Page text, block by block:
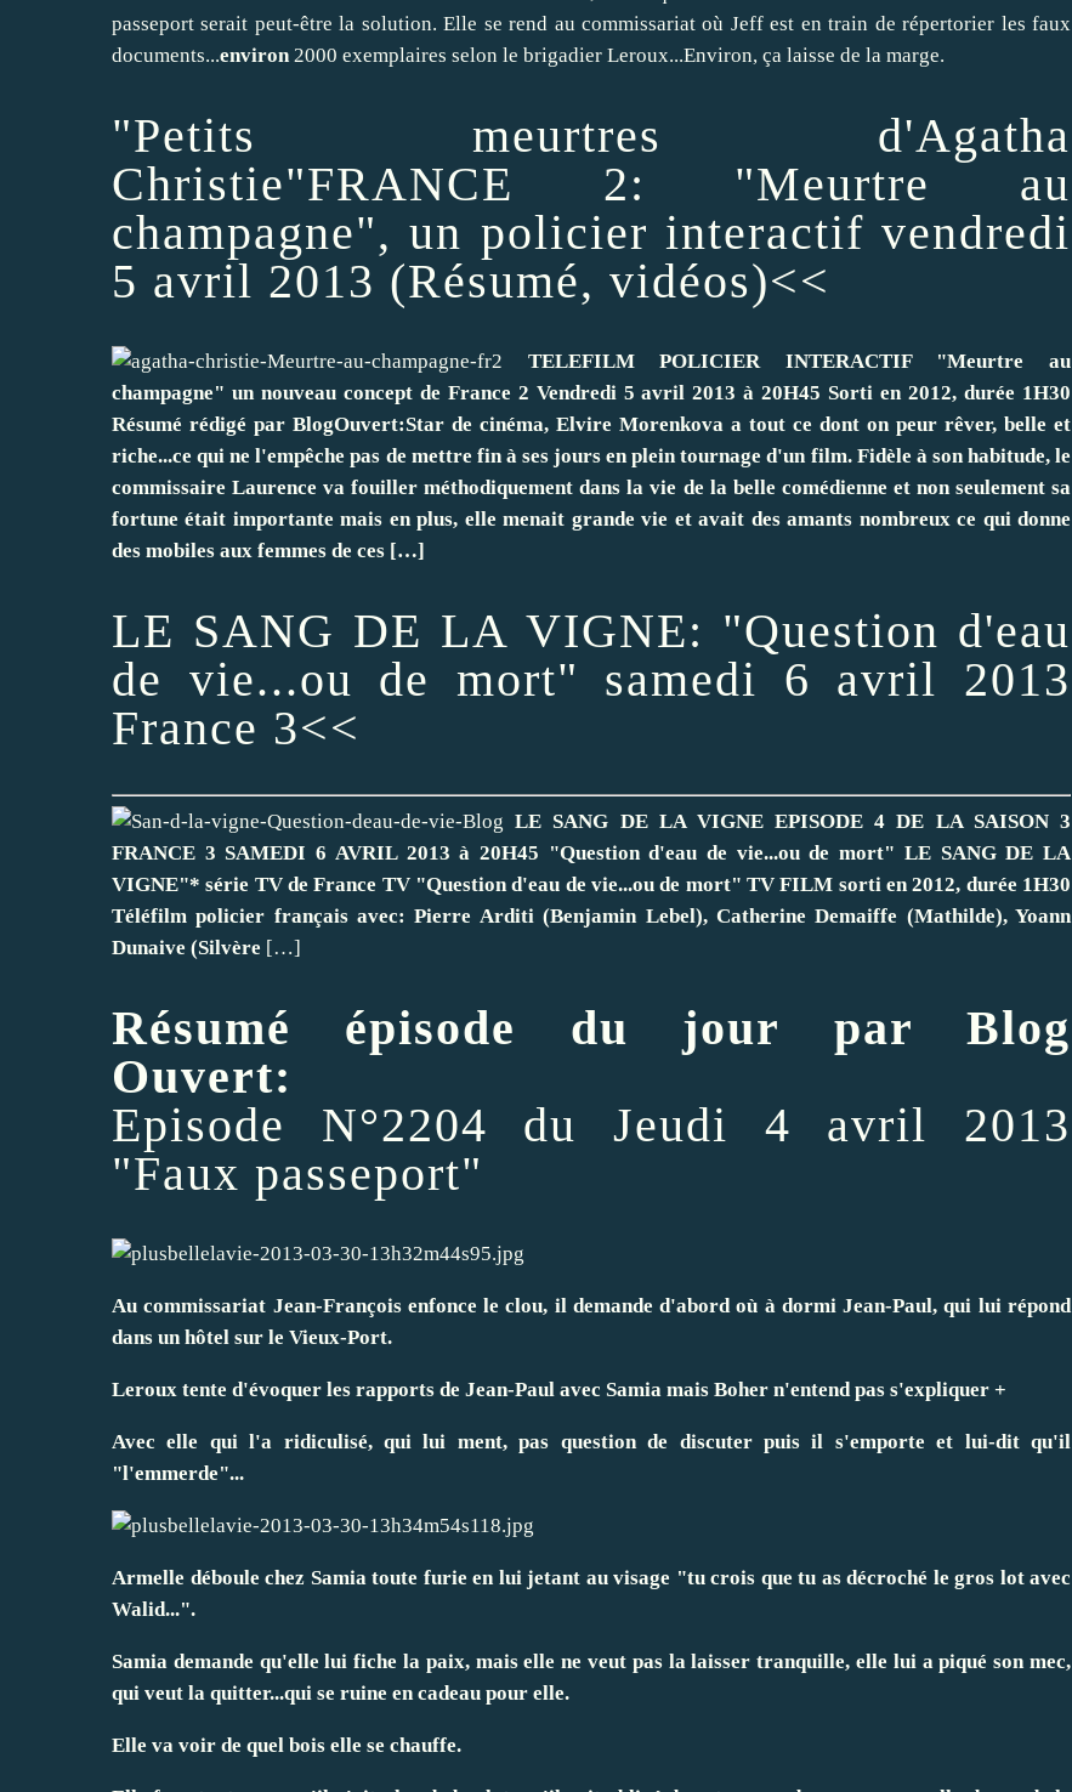
passeport serait peut-être la solution. Elle se rend au commissariat où Jeff est en train de répertorier les faux
documents...environ 2000 exemplaires selon le brigadier Leroux...Environ, ça laisse de la marge.
"Petits meurtres d'Agatha
Christie"FRANCE 2: "Meurtre au
champagne", un policier interactif vendredi
5 avril 2013 (Résumé, vidéos)<<
TELEFILM POLICIER INTERACTIF "Meurtre au
champagne" un nouveau concept de France 2 Vendredi 5 avril 2013 à 20H45 Sorti en 2012, durée 1H30
Résumé rédigé par BlogOuvert:Star de cinéma, Elvire Morenkova a tout ce dont on peur rêver, belle et
riche...ce qui ne l'empêche pas de mettre fin à ses jours en plein tournage d'un film. Fidèle à son habitude, le
commissaire Laurence va fouiller méthodiquement dans la vie de la belle comédienne et non seulement sa
fortune était importante mais en plus, elle menait grande vie et avait des amants nombreux ce qui donne
des mobiles aux femmes de ces […]
LE SANG DE LA VIGNE: "Question d'eau
de vie...ou de mort" samedi 6 avril 2013
France 3<<
LE SANG DE LA VIGNE EPISODE 4 DE LA SAISON 3
FRANCE 3 SAMEDI 6 AVRIL 2013 à 20H45 "Question d'eau de vie...ou de mort" LE SANG DE LA
VIGNE"* série TV de France TV "Question d'eau de vie...ou de mort" TV FILM sorti en 2012, durée 1H30
Téléfilm policier français avec: Pierre Arditi (Benjamin Lebel), Catherine Demaiffe (Mathilde), Yoann
Dunaive (Silvère […]
Résumé épisode du jour par Blog
Ouvert:
Episode
N°2204 du Jeudi 4 avril 2013
"Faux passeport"
Au commissariat Jean-François enfonce le clou, il demande d'abord où à dormi Jean-Paul, qui lui répond
dans un hôtel sur le Vieux-Port.
Leroux tente d'évoquer les rapports de Jean-Paul avec Samia mais Boher n'entend pas s'expliquer +
Avec elle qui l'a ridiculisé, qui lui ment, pas question de discuter puis il s'emporte et lui-dit qu'il
"l'emmerde"...
Armelle déboule chez Samia toute furie en lui jetant au visage "tu crois que tu as décroché le gros lot avec
Walid...".
Samia demande qu'elle lui fiche la paix, mais elle ne veut pas la laisser tranquille, elle lui a piqué son mec,
qui veut la quitter...qui se ruine en cadeau pour elle.
Elle va voir de quel bois elle se chauffe.